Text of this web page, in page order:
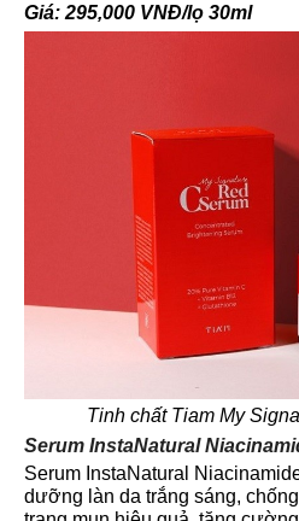
Giá: 295,000 VNĐ/lọ 30ml
Tinh chất Tiam My
Serum InstaNatural
Serum InstaNatural
dưỡng làn da trắng sáng,